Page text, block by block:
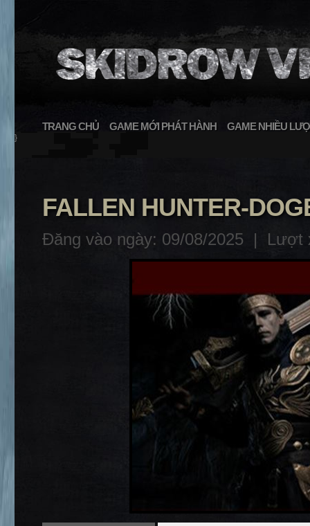
TRANG CHỦ GAME MỚI PHÁT HÀNH GAME NHIỀU
}
FALLEN HUNTER-
Đăng vào ngày: 09/08/2025 | Lượt